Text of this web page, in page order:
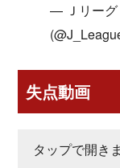
— Ｊリーグ
失点動画
タップで開き